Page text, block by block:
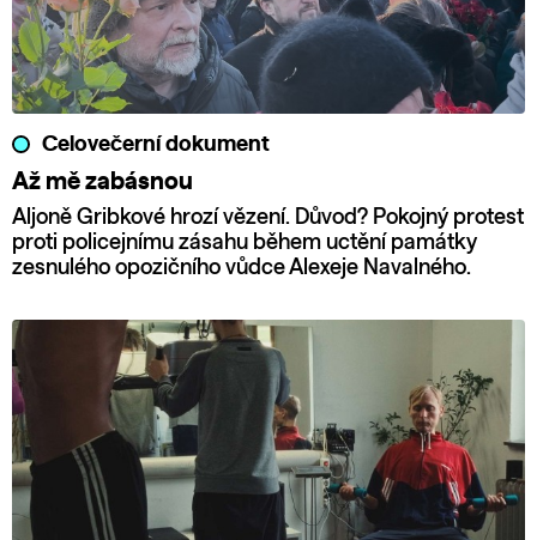
Celovečerní dokument
Až mě zabásnou
Aljoně Gribkové hrozí vězení. Důvod? Pokojný protest
proti policejnímu zásahu během uctění památky
zesnulého opozičního vůdce Alexeje Navalného.